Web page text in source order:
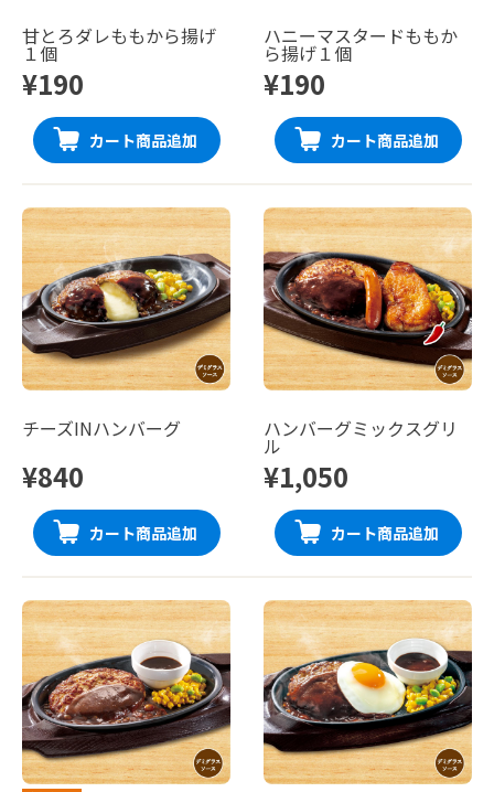
甘とろダレももから揚げ
１個
¥190
カート商品追加
ハニーマスタードももか
ら揚げ１個
¥190
カート商品追加
チーズINハンバーグ
¥840
カート商品追加
ハンバーグミックスグリ
ル
¥1,050
カート商品追加